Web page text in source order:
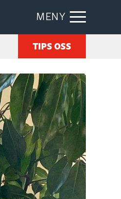
MENY
TIPS OSS